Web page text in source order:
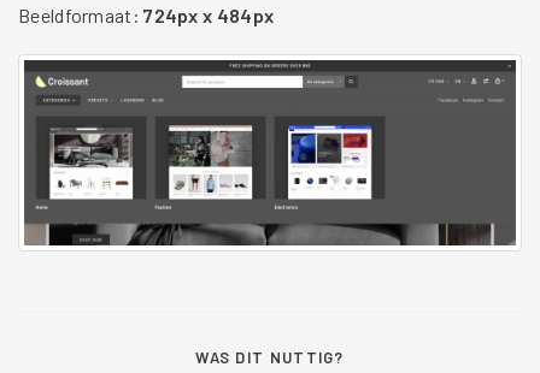
Beeldformaat:724px x 484px
WAS DIT NUTTIG?